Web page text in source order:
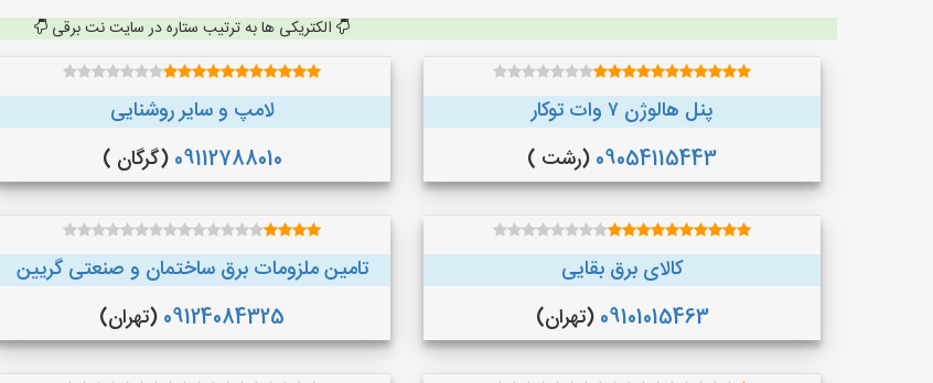
الکتریکی ها به ترتیب ستاره در سایت نت برقی
پنل هالوژن ۷ وات توکار
09054115443 (رشت )
لامپ و سایر روشنایی
09112788010 (گرگان )
کالای برق بقایی
09101015463 (تهران)
تامین ملزومات برق ساختمان و صنعتی گریین
09124084325 (تهران)